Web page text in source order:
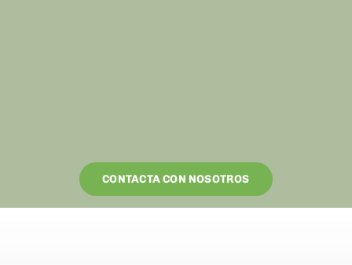
CONTACTA CON NOSOTROS